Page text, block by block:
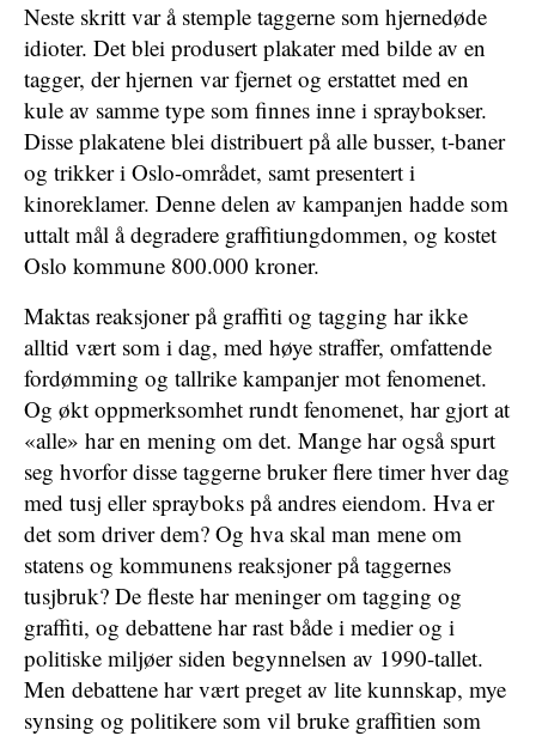
Neste skritt var å stemple taggerne som hjernedøde
idioter. Det blei produsert plakater med bilde av en
tagger, der hjernen var fjernet og erstattet med en
kule av samme type som finnes inne i spraybokser.
Disse plakatene blei distribuert på alle busser, t-baner
og trikker i Oslo-området, samt presentert i
kinoreklamer. Denne delen av kampanjen hadde som
uttalt mål å degradere graffitiungdommen, og kostet
Oslo kommune 800.000 kroner.
Maktas reaksjoner på graffiti og tagging har ikke
alltid vært som i dag, med høye straffer, omfattende
fordømming og tallrike kampanjer mot fenomenet.
Og økt oppmerksomhet rundt fenomenet, har gjort at
«alle» har en mening om det. Mange har også spurt
seg hvorfor disse taggerne bruker flere timer hver dag
med tusj eller sprayboks på andres eiendom. Hva er
det som driver dem? Og hva skal man mene om
statens og kommunens reaksjoner på taggernes
tusjbruk? De fleste har meninger om tagging og
graffiti, og debattene har rast både i medier og i
politiske miljøer siden begynnelsen av 1990-tallet.
Men debattene har vært preget av lite kunnskap, mye
synsing og politikere som vil bruke graffitien som